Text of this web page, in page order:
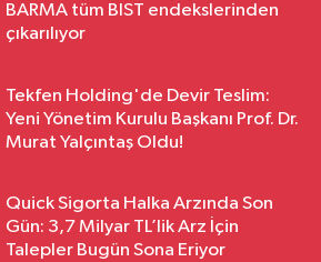
BARMA tüm BIST endekslerinden
çıkarılıyor
Tekfen Holding'de Devir Teslim:
Yeni Yönetim Kurulu Başkanı Prof. Dr.
Murat Yalçıntaş Oldu!
Quick Sigorta Halka Arzında Son
Gün: 3,7 Milyar TL’lik Arz İçin
Talepler Bugün Sona Eriyor